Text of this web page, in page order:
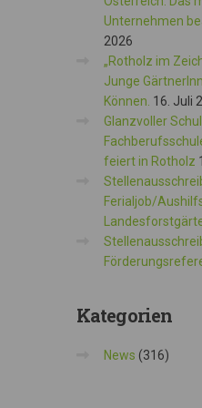
Unternehmen
2026
„Rotholz im
Junge
Können. 16. Juli
Glanzvoller
feiert in Rotholz
Ferialjob/
Kategorien
News (316)